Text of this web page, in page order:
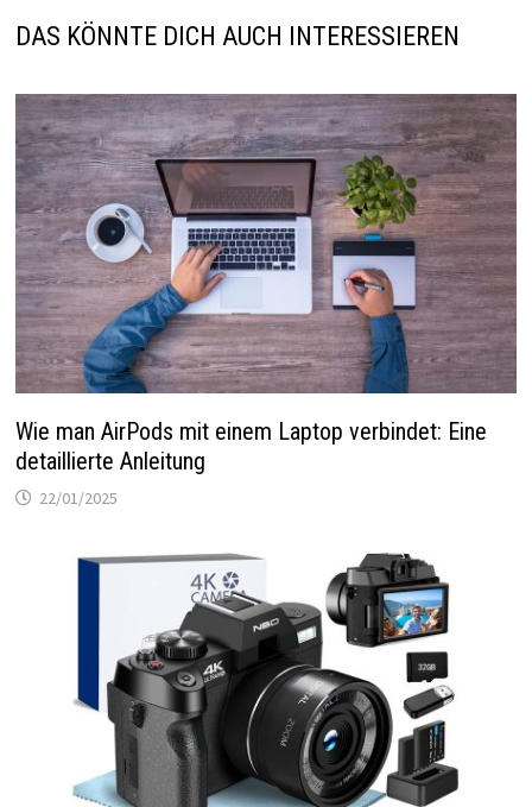
DAS KÖNNTE DICH AUCH INTERESSIEREN
Wie man AirPods mit einem Laptop verbindet: Eine
detaillierte Anleitung
22/01/2025